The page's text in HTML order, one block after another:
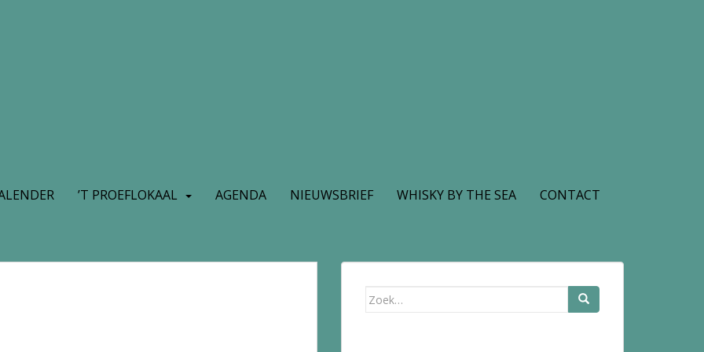
’T PROEFLOKAAL AGENDA NIEUWSBRIEF WHISKY BY THE SEA CONTACT
Zoek